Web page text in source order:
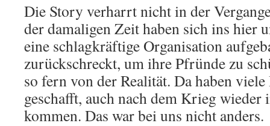
Die Story verharrt nicht in der
der damaligen Zeit haben sich ins hier
eine schlagkräftige Organisation
zurückschreckt, um ihre Pfründe zu
so fern von der Realität. Da haben
geschafft, auch nach dem Krieg wieder
kommen. Das war bei uns nicht anders.